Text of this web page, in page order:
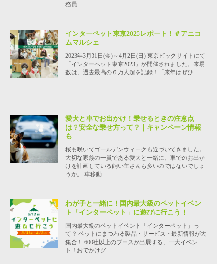
務員…
インターペット東京2023レポート！＃アニコ
ムマルシェ
2023年3月31日(金)～4月2日(日) 東京ビックサイトにて
「インターペット東京2023」が開催されました。来場
数は、過去最高の６万人超を記録！「来年はぜひ…
愛犬と車でお出かけ！乗せるときの注意点
は？安全な乗せ方って？｜キャンペーン情報
も
桜も咲いてゴールデンウィークも近づいてきました。
大切な家族の一員である愛犬と一緒に、車でのお出か
けを計画している飼い主さんも多いのではないでしょ
うか。 車移動…
わが子と一緒に！国内最大級のペットイベン
ト「インターペット」に遊びに行こう！
国内最大級のペットイベント「インターペット」っ
て？ ペットにまつわる製品・サービス・最新情報が大
集合！ 600社以上のブースが出展する、一大イベン
ト！おでかけグ…